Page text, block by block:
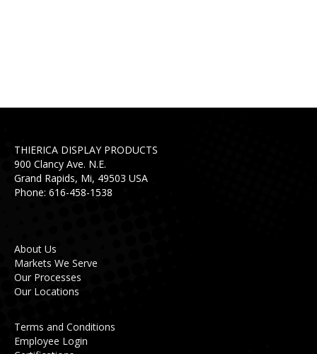
THIERICA DISPLAY PRODUCTS
900 Clancy Ave. N.E.
Grand Rapids, Mi, 49503 USA
Phone: 616-458-1538
About Us
Markets We Serve
Our Processes
Our Locations
Terms and Conditions
Employee Login